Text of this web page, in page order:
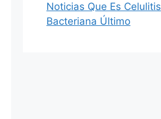
Noticias Que Es Celulitis
Bacteriana Último